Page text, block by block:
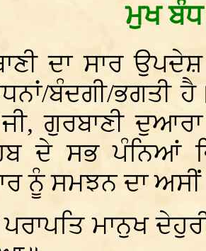
ਮੁਖ ਬੰਧ
ਦਾ ਸਾਰ
ਬੰਦਗੀ/ਭਗਤੀ
ਗੁਰਬਾਣੀ
ਦੇ ਸਭ ਪੰਨਿਆਂ
ਨੂੰ ਸਮਝਨ ਦਾ
ਮਾਨੁਖ